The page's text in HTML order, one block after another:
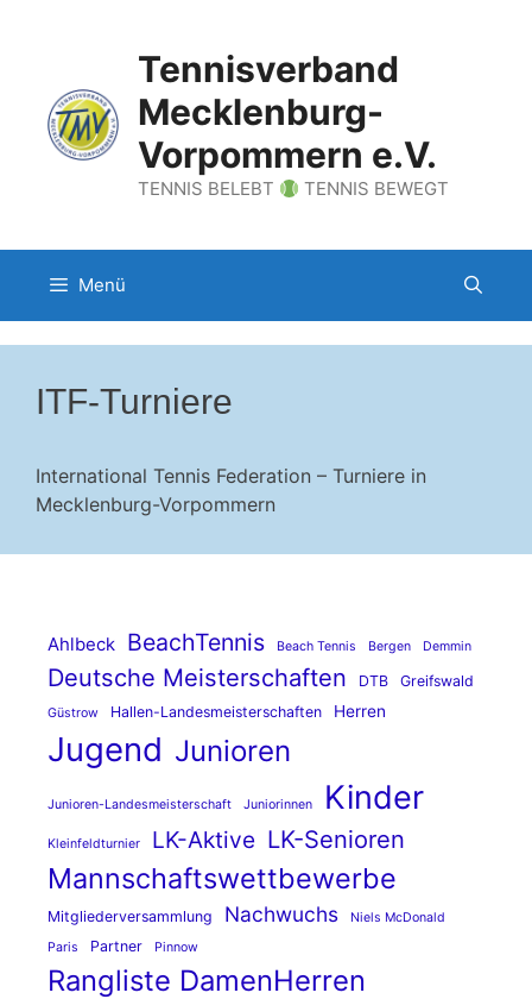
Tennisverband
Mecklenburg-
Vorpommern e.V.
TENNIS BELEBT TENNIS BEWEGT
Menü
ITF-Turniere
International Tennis Federation – Turniere in
Mecklenburg-Vorpommern
Ahlbeck BeachTennis Beach Tennis Bergen Demmin
Deutsche Meisterschaften DTB Greifswald
Güstrow Hallen-Landesmeisterschaften Herren
Jugend Junioren
Junioren-Landesmeisterschaft Juniorinnen Kinder
Kleinfeldturnier LK-Aktive LK-Senioren
Mannschaftswettbewerbe
Mitgliederversammlung Nachwuchs
Niels McDonald
Paris
Partner Pinnow
Rangliste DamenHerren